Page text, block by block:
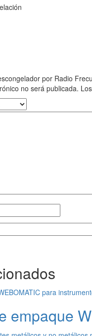
por Radio
no será publicada.
empaque